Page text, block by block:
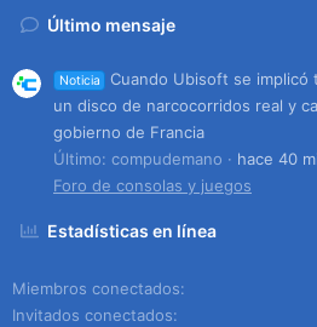
Último mensaje
Noticia
Cuando Ubisoft se
un disco de narcocorridos real y
gobierno de Francia
Último: compudemano
hace 40
Foro de consolas y juegos
Estadísticas en línea
Miembros conectados
Invitados conectados